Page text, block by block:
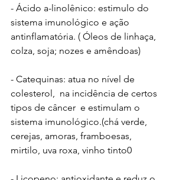
- Ácido a-linolênico: estimulo do
sistema imunológico e ação
antinflamatória. ( Óleos de linhaça,
colza, soja; nozes e amêndoas)
- Catequinas: atua no nível de
colesterol,  na incidência de certos
tipos de câncer  e estimulam o
sistema imunológico.(chá verde,
cerejas, amoras, framboesas,
mirtilo, uva roxa, vinho tinto0